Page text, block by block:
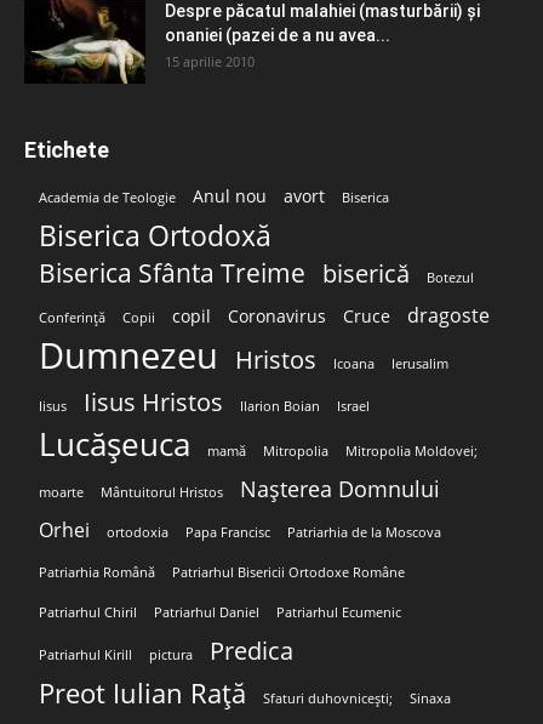
Despre păcatul malahiei (masturbării) şi
onaniei (pazei de a nu avea...
15 aprilie 2010
Etichete
Academia de Teologie Anul nou avort Biserica
Biserica Ortodoxă
Biserica Sfânta Treime biserică Botezul
Conferință Copii copil Coronavirus Cruce dragoste
Dumnezeu Hristos Icoana Ierusalim
Iisus Iisus Hristos Ilarion Boian Israel
Lucășeuca mamă Mitropolia Mitropolia Moldovei;
moarte Mântuitorul Hristos Nașterea Domnului
Orhei ortodoxia Papa Francisc Patriarhia de la Moscova
Patriarhia Română Patriarhul Bisericii Ortodoxe Române
Patriarhul Chiril Patriarhul Daniel Patriarhul Ecumenic
Patriarhul Kirill pictura Predica
Preot Iulian Rață Sfaturi duhovnicești; Sinaxa